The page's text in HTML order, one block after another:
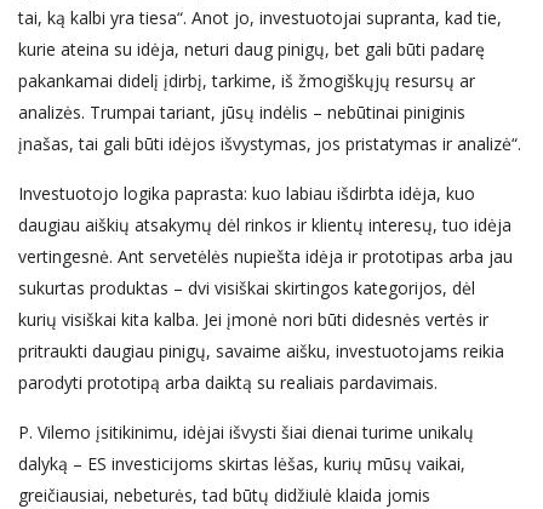
tai, ką kalbi yra tiesa“. Anot jo, investuotojai supranta, kad tie,
kurie ateina su idėja, neturi daug pinigų, bet gali būti padarę
pakankamai didelį įdirbį, tarkime, iš žmogiškųjų resursų ar
analizės. Trumpai tariant, jūsų indėlis – nebūtinai piniginis
įnašas, tai gali būti idėjos išvystymas, jos pristatymas ir analizė“.
Investuotojo logika paprasta: kuo labiau išdirbta idėja, kuo
daugiau aiškių atsakymų dėl rinkos ir klientų interesų, tuo idėja
vertingesnė. Ant servetėlės nupiešta idėja ir prototipas arba jau
sukurtas produktas – dvi visiškai skirtingos kategorijos, dėl
kurių visiškai kita kalba. Jei įmonė nori būti didesnės vertės ir
pritraukti daugiau pinigų, savaime aišku, investuotojams reikia
parodyti prototipą arba daiktą su realiais pardavimais.
P. Vilemo įsitikinimu, idėjai išvysti šiai dienai turime unikalų
dalyką – ES investicijoms skirtas lėšas, kurių mūsų vaikai,
greičiausiai, nebeturės, tad būtų didžiulė klaida jomis